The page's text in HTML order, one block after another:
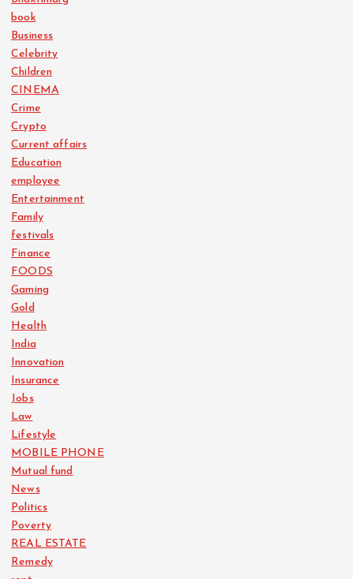
book
Business
Celebrity
Children
CINEMA
Crime
Crypto
Current affairs
Education
employee
Entertainment
Family
festivals
Finance
FOODS
Gaming
Gold
Health
India
Innovation
Insurance
Jobs
Law
Lifestyle
MOBILE PHONE
Mutual fund
News
Politics
Poverty
REAL ESTATE
Remedy